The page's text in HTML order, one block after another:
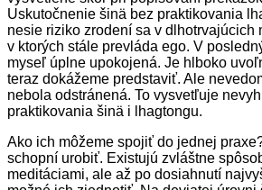
Uskutočnenie šinä bez praktikovania
nesie riziko zrodení sa v dlhotrvajúcich
v ktorých stále prevláda ego. V
myseľ úplne upokojená. Je hlboko
teraz dokážeme predstaviť. Ale
nebola odstránená. To vysvetľuje
praktikovania šinä i lhagtongu.
Ako ich môžeme spojiť do jednej
schopní urobiť. Existujú zvláštne
meditáciami, ale až po dosiahnutí